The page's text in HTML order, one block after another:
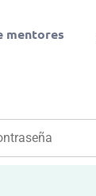
mentores